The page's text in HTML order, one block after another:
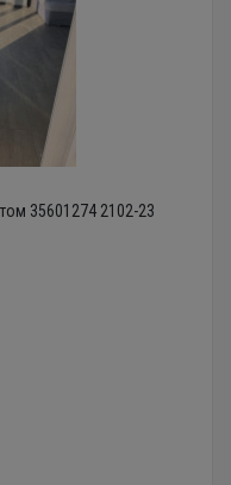
35601274 2102-23